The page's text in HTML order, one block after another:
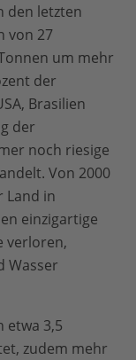
den letzten
von 27
um mehr
der
Brasilien
der
noch riesige
Von 2000
Land in
einzigartige
verloren,
Wasser
etwa 3,5
zudem mehr